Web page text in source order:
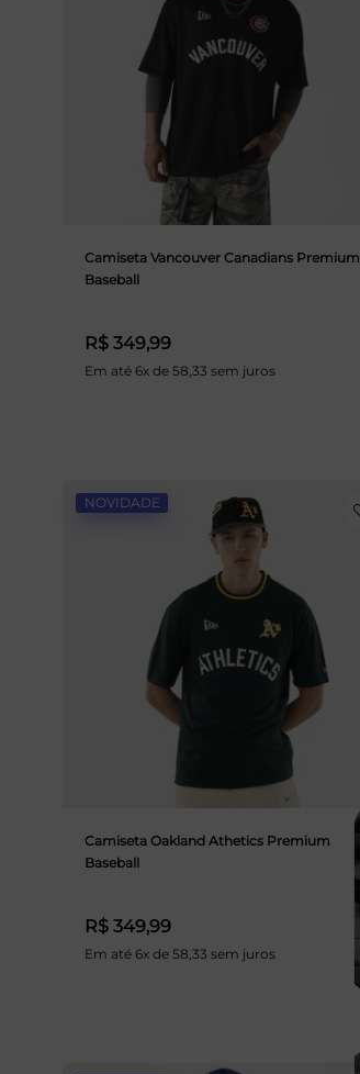
Camiseta Vancouver Canadians Premium
Baseball
R$ 349,99
Em até 6x de 58,33 sem juros
NOVIDADE
Camiseta Oakland Athetics Premium
Baseball
R$ 349,99
Em até 6x de 58,33 sem juros